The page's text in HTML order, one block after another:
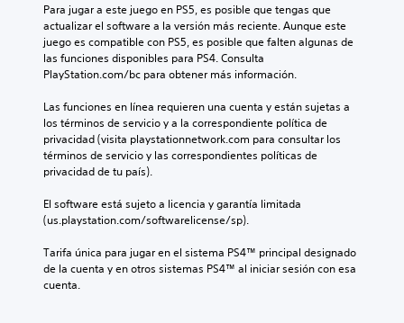
Para jugar a este juego en PS5, es posible que tengas que
actualizar el software a la versión más reciente. Aunque este
juego es compatible con PS5, es posible que falten algunas de
las funciones disponibles para PS4. Consulta
PlayStation.com/bc para obtener más información.
Las funciones en línea requieren una cuenta y están sujetas a
los términos de servicio y a la correspondiente política de
privacidad (visita playstationnetwork.com para consultar los
términos de servicio y las correspondientes políticas de
privacidad de tu país).
El software está sujeto a licencia y garantía limitada
(us.playstation.com/softwarelicense/sp).
Tarifa única para jugar en el sistema PS4™ principal designado
de la cuenta y en otros sistemas PS4™ al iniciar sesión con esa
cuenta.